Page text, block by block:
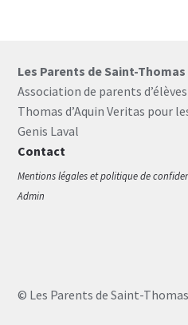
Les Parents de Saint-Thomas
Association de parents
Thomas d’Aquin Veritas pour
Genis Laval
Contact
Mentions légales et politique de
Admin
© Les Parents de Saint-